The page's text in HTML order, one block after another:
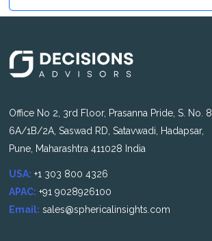
Office No 2, 3rd Floor, Prasanna Pride, S. No. 8,
6A/1B/2A, Saswad RD, Satavwadi, Hadapsar,
Pune, Maharashtra 411028 India
USA: +1 303 800 4326
APAC: +91 9028926100
Email: sales@sphericalinsights.com